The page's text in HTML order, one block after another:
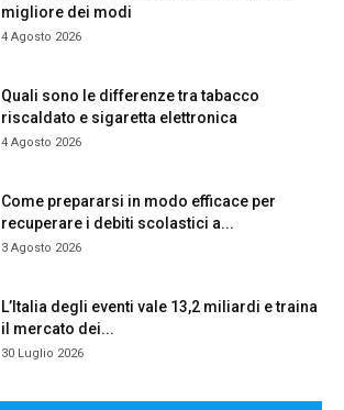
migliore dei modi
4 Agosto 2026
Quali sono le differenze tra tabacco
riscaldato e sigaretta elettronica
4 Agosto 2026
Come prepararsi in modo efficace per
recuperare i debiti scolastici a...
3 Agosto 2026
L’Italia degli eventi vale 13,2 miliardi e traina
il mercato dei...
30 Luglio 2026